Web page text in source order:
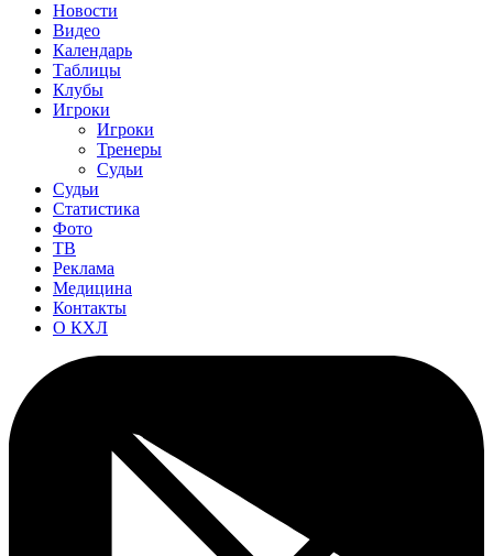
Новости
Видео
Календарь
Таблицы
Клубы
Игроки
Игроки
Тренеры
Судьи
Судьи
Статистика
Фото
ТВ
Реклама
Медицина
Контакты
О КХЛ